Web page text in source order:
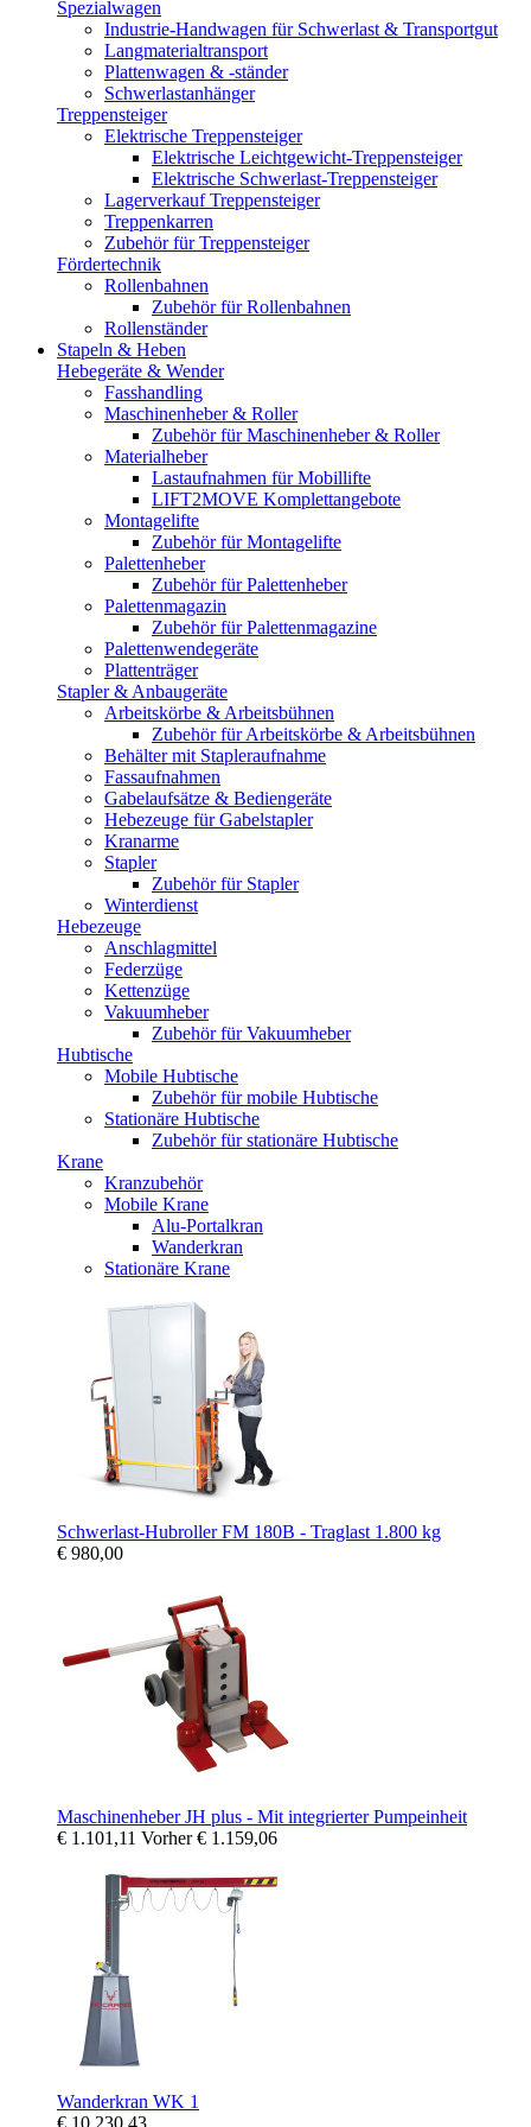
Spezialwagen
Industrie-Handwagen für Schwerlast & Transportgut
Langmaterialtransport
Plattenwagen & -ständer
Schwerlastanhänger
Treppensteiger
Elektrische Treppensteiger
Elektrische Leichtgewicht-Treppensteiger
Elektrische Schwerlast-Treppensteiger
Lagerverkauf Treppensteiger
Treppenkarren
Zubehör für Treppensteiger
Fördertechnik
Rollenbahnen
Zubehör für Rollenbahnen
Rollenständer
Stapeln & Heben
Hebegeräte & Wender
Fasshandling
Maschinenheber & Roller
Zubehör für Maschinenheber & Roller
Materialheber
Lastaufnahmen für Mobillifte
LIFT2MOVE Komplettangebote
Montagelifte
Zubehör für Montagelifte
Palettenheber
Zubehör für Palettenheber
Palettenmagazin
Zubehör für Palettenmagazine
Palettenwendegeräte
Plattenträger
Stapler & Anbaugeräte
Arbeitskörbe & Arbeitsbühnen
Zubehör für Arbeitskörbe & Arbeitsbühnen
Behälter mit Stapleraufnahme
Fassaufnahmen
Gabelaufsätze & Bediengeräte
Hebezeuge für Gabelstapler
Kranarme
Stapler
Zubehör für Stapler
Winterdienst
Hebezeuge
Anschlagmittel
Federzüge
Kettenzüge
Vakuumheber
Zubehör für Vakuumheber
Hubtische
Mobile Hubtische
Zubehör für mobile Hubtische
Stationäre Hubtische
Zubehör für stationäre Hubtische
Krane
Kranzubehör
Mobile Krane
Alu-Portalkran
Wanderkran
Stationäre Krane
Schwerlast-Hubroller FM 180B - Traglast 1.800 kg
€ 980,00
Maschinenheber JH plus - Mit integrierter Pumpeinheit
€ 1.101,11 Vorher€ 1.159,06
Wanderkran WK 1
€ 10.230,43